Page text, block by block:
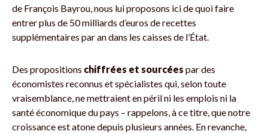
de François Bayrou, nous lui proposons ici de quoi faire
entrer plus de 50 milliards d’euros de recettes
supplémentaires par an dans les caisses de l’État.
Des propositions chiffrées et sourcées par des
économistes reconnus et spécialistes qui, selon toute
vraisemblance, ne mettraient en péril ni les emplois ni la
santé économique du pays – rappelons, à ce titre, que notre
croissance est atone depuis plusieurs années. En revanche,